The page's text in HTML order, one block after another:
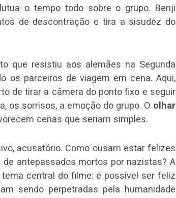
o tempo todo sobre o grupo. Benji
de descontração e tira a sisudez do
que resistiu aos alemães na Segunda
os parceiros de viagem em cena. Aqui,
de tirar a câmera do ponto fixo e seguir
os sorrisos, a emoção do grupo. O olhar
cenas que seriam simples.
acusatório. Como ousam estar felizes
antepassados mortos por nazistas? A
central do filme: é possível ser feliz
sendo perpetradas pela humanidade